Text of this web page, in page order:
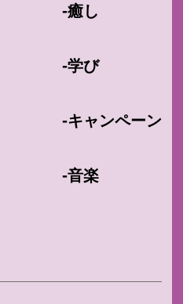
-癒し
-学び
-キャンペーン
-音楽